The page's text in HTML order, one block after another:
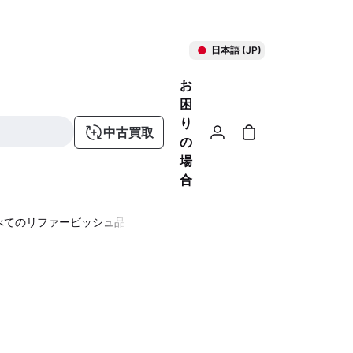
日本語 (JP)
中古買取
お
困
り
の
場
合
てのリファービッシュ品